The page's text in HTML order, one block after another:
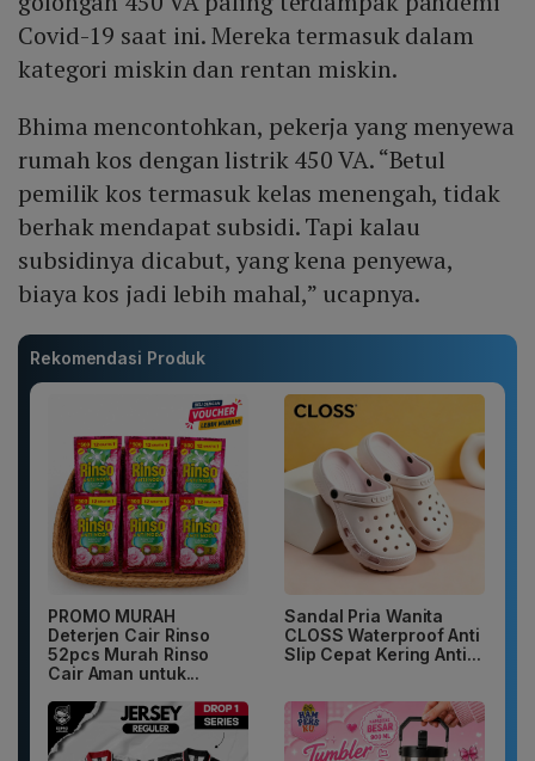
Covid-19 saat ini. Mereka termasuk dalam
kategori miskin dan rentan miskin.
Bhima mencontohkan, pekerja yang menyewa
rumah kos dengan listrik 450 VA. “Betul
pemilik kos termasuk kelas menengah, tidak
berhak mendapat subsidi. Tapi kalau
subsidinya dicabut, yang kena penyewa,
biaya kos jadi lebih mahal,” ucapnya.
Rekomendasi Produk
PROMO MURAH
Deterjen Cair Rinso
52pcs Murah Rinso
Cair Aman untuk...
Sandal Pria Wanita
CLOSS Waterproof Anti
Slip Cepat Kering Anti...